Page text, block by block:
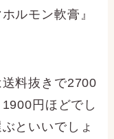
ルモン軟膏』
料抜きで2700
円ほどでし
といいでしょ